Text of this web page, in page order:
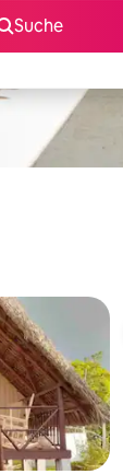
Suche